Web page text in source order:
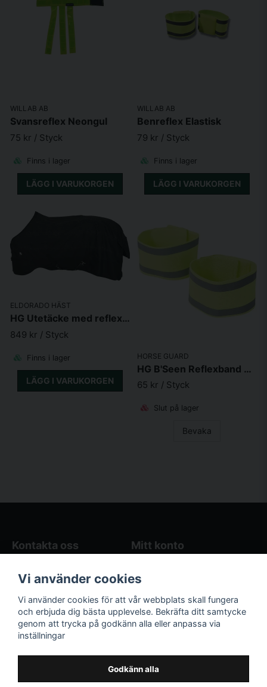
WILLAB AB
Svansreflex Neongul
75 kr / Styck
Finns i lager
LÄGG I VARUKORGEN
WILLAB AB
Benreflex Elastisk
79 kr / Styck
Finns i lager
LÄGG I VARUKORGEN
ELDORADO HÄST
HG Utetäcke med reflex 100gr
849 kr / Styck
Finns i lager
LÄGG I VARUKORGEN
HORSE GUARD
HG B'Seen Reflexband Elastiska 2-pack
65 kr / Styck
Slut på lager
Bevaka
Kontakta oss
Butikens öppettider
Kontakta oss
Mitt konto
Registrera dig
Följ oss på sociala
medier!
Våra räkneverktyg
Hönsgårdsräknare
Vi använder cookies
Vi använder cookies för att vår webbplats skall fungera
och erbjuda dig bästa upplevelse. Bekräfta ditt samtycke
genom att trycka på godkänn alla eller anpassa via
inställningar
Godkänn alla